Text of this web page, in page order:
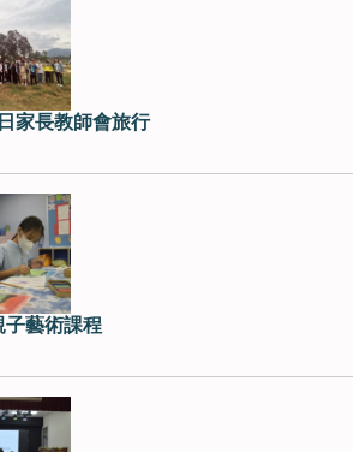
家長教師會旅行
子藝術課程